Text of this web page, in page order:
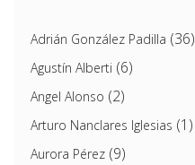
Adrián González Padilla (36)
Agustín Alberti (6)
Angel Alonso (2)
Arturo Nanclares Iglesias (1)
Aurora Pérez(9)